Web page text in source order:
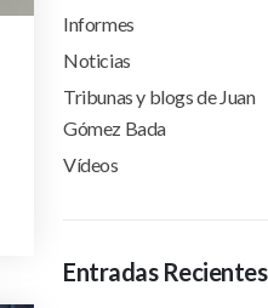
Informes
Noticias
Tribunas y blogs de Juan
Gómez Bada
Vídeos
Entradas Recientes